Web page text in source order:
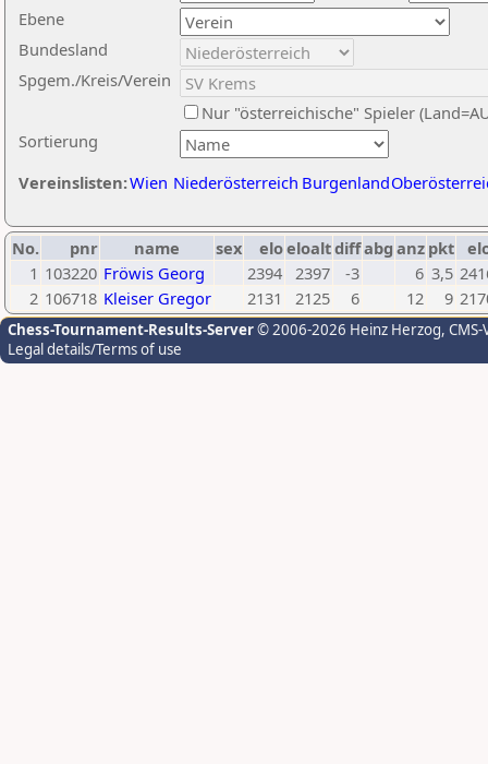
Ebene
Sortierung
Bundesland
Spgem./Kreis/Verein
Nur "österreichische" Spieler
Vereinslisten:Wien Niederösterreich Burgenland
No. pnr name sex eloeloaltdiffabg anz pkt
1 103220 Fröwis Georg 2394 2397 -3 6 3,5
2 106718 Kleiser Gregor 2131 2125 6 12 9
Chess-Tournament-Results-Server© 2006-2026 Heinz Herzog,
Legal details/Terms of use